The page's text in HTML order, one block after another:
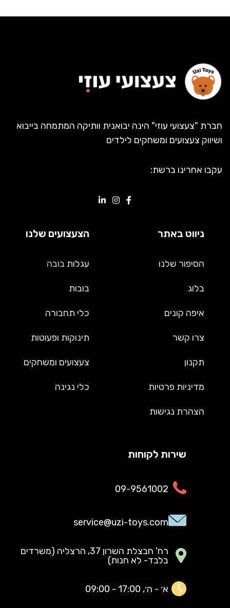
חברת "צעצועי עוזי" הינה יבואנית וותיקה המתמחה בייבוא
ושיווק צעצועים ומשחקים לילדים
עקבו אחרינו ברשת:
ניווט באתר
הסיפור שלנו
בלוג
איפה קונים
צרו קשר
תקנון
מדיניות פרטיות
הצהרת נגישות
הצעצועים שלנו
עגלות בובה
בובות
כלי תחבורה
תינוקות ופעוטות
צעצועים ומשחקים
כלי נגינה
שירות לקוחות
09-9561002
service@uzi-toys.com
רח' חבצלת השרון 37, הרצליה (משרדים
בלבד- לא חנות)
א׳ - ה׳, 17:00 - 09:00